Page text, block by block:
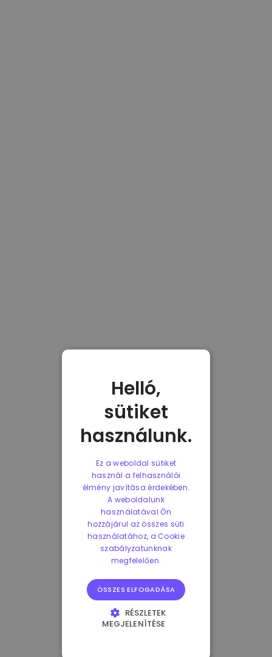
Helló,
sütiket
használunk.
Ez a weboldal sütiket
használ a felhasználói
élmény javítása érdekében.
A weboldalunk
használatával Ön
hozzájárul az összes süti
használatához, a Cookie
szabályzatunknak
megfelelően.
ÖSSZES ELFOGADÁSA
RÉSZLETEK
MEGJELENÍTÉSE